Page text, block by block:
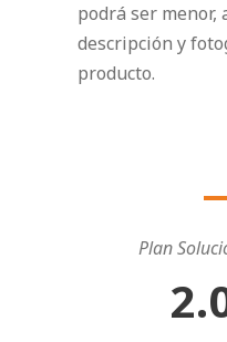
podrá ser menor,
descripción y
producto.
Plan